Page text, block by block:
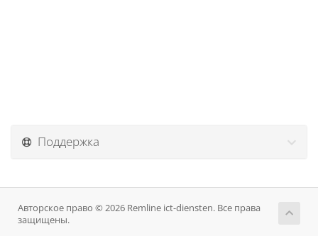
Поддержка
Авторское право © 2026 Remline ict-diensten. Все права
защищены.